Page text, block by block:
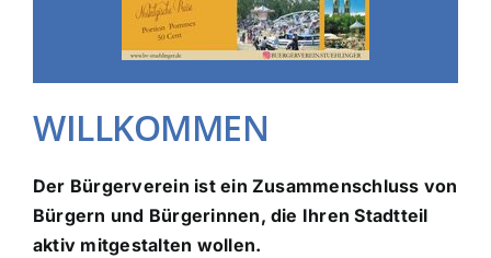
WILLKOMMEN
Der Bürgerverein ist ein Zusammenschluss von
Bürgern und Bürgerinnen, die Ihren Stadtteil
aktiv mitgestalten wollen.